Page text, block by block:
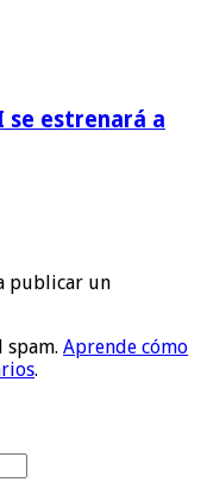
se estrenará a
publicar un
spam. Aprende cómo
.